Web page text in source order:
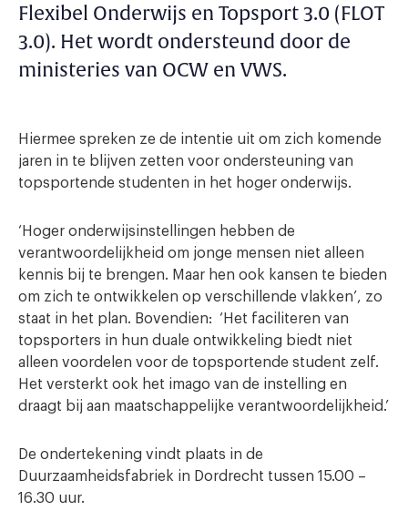
Flexibel Onderwijs en Topsport 3.0 (FLOT
3.0). Het wordt ondersteund door de
ministeries van OCW en VWS.
Hiermee spreken ze de intentie uit om zich komende
jaren in te blijven zetten voor ondersteuning van
topsportende studenten in het hoger onderwijs.
‘Hoger onderwijsinstellingen hebben de
verantwoordelijkheid om jonge mensen niet alleen
kennis bij te brengen. Maar hen ook kansen te bieden
om zich te ontwikkelen op verschillende vlakken’, zo
staat in het plan. Bovendien: ‘Het faciliteren van
topsporters in hun duale ontwikkeling biedt niet
alleen voordelen voor de topsportende student zelf.
Het versterkt ook het imago van de instelling en
draagt bij aan maatschappelijke verantwoordelijkheid.’
De ondertekening vindt plaats in de
Duurzaamheidsfabriek in Dordrecht tussen 15.00 –
16.30 uur.